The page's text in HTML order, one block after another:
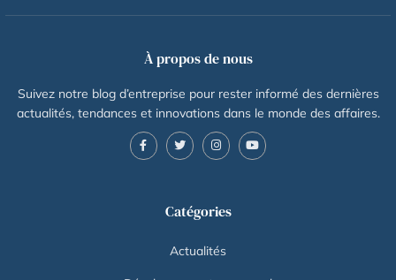
À propos de nous
Suivez notre blog d’entreprise pour rester informé des dernières
actualités, tendances et innovations dans le monde des affaires.
Catégories
Actualités